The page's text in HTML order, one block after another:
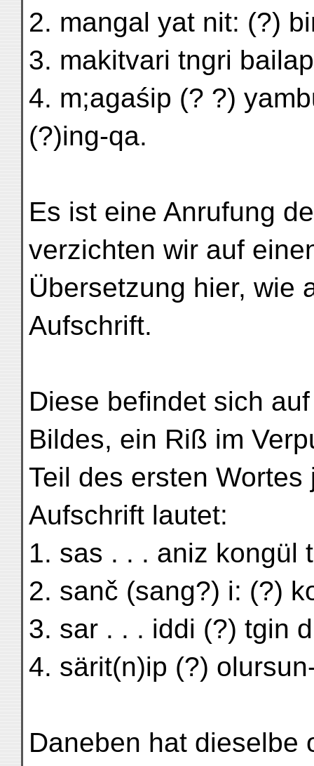
2. mangal yat nit: (?)
3. makitvari tngri
4. m;agaśip (? ?)
(?)ing-qa.
Es ist eine Anrufung
verzichten wir auf
Übersetzung hier, wie
Aufschrift.
Diese befindet sich
Bildes, ein Riß im
Teil des ersten
Aufschrift lautet:
1. sas . . . aniz kongül
2. sanč (sang?) i: (?)
3. sar . . . iddi (?) tgin
4. särit(n)ip (?)
Daneben hat dieselbe